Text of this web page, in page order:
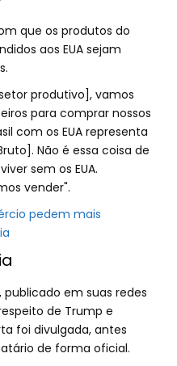
que os produtos do
aos EUA sejam
produtivo], vamos
para comprar nossos
com os EUA representa
Não é essa coisa de
sem os EUA.
vender".
pedem mais
em suas redes
de Trump e
foi divulgada, antes
de forma oficial.